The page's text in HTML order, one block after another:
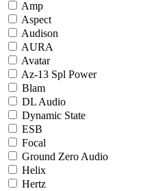
Amp
Aspect
Audison
AURA
Avatar
Az-13 Spl Power
Blam
DL Audio
Dynamic State
ESB
Focal
Ground Zero Audio
Helix
Hertz